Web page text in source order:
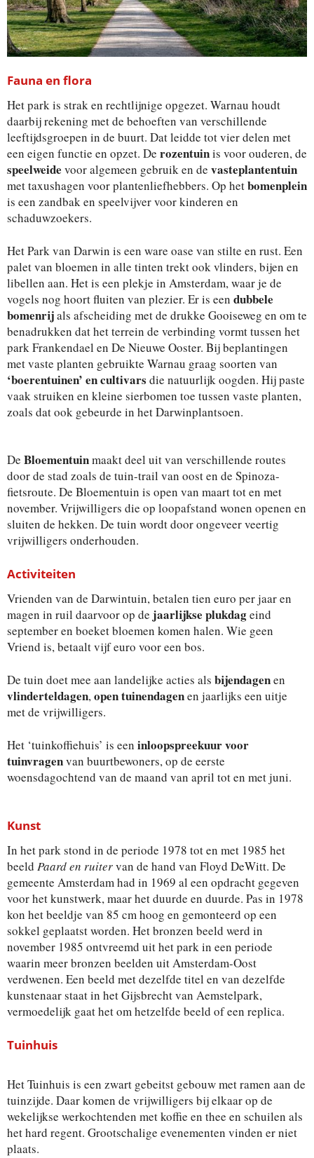
Fauna en flora
Het park is strak en rechtlijnige opgezet. Warnau houdt
daarbij rekening met de behoeften van verschillende
leeftijdsgroepen in de buurt. Dat leidde tot vier delen met
een eigen functie en opzet. De rozentuinis voor ouderen, de
speelweide voor algemeen gebruik en de vasteplantentuin
met taxushagen voor plantenliefhebbers. Op hetbomenplein
is een zandbak en speelvijver voor kinderen en
schaduwzoekers.
Het Park van Darwin is een ware oase van stilte en rust. Een
palet van bloemen in alle tinten trekt ook vlinders, bijen en
libellen aan. Het is een plekje in Amsterdam, waar je de
vogels nog hoort fluiten van plezier. Er is een dubbele
bomenrijals afscheiding met de drukke Gooiseweg en om te
benadrukken dat het terrein de verbinding vormt tussen het
park Frankendael en De Nieuwe Ooster. Bij beplantingen
met vaste planten gebruikte Warnau graag soorten van
‘boerentuinen’ en cultivars die natuurlijk oogden. Hij paste
vaak struiken en kleine sierbomen toe tussen vaste planten,
zoals dat ook gebeurde in het Darwinplantsoen.
De Bloementuinmaakt deel uit van verschillende routes
door de stad zoals de tuin-trail van oost en de Spinoza-
fietsroute. De Bloementuin is open van maart tot en met
november. Vrijwilligers die op loopafstand wonen openen en
sluiten de hekken. De tuin wordt door ongeveer veertig
vrijwilligers onderhouden.
Activiteiten
Vrienden van de Darwintuin, betalen tien euro per jaar en
magen in ruil daarvoor op de jaarlijkse plukdageind
september en boeket bloemen komen halen. Wie geen
Vriend is, betaalt vijf euro voor een bos.
De tuin doet mee aan landelijke acties als bijendagenen
vlinderteldagen,open tuinendagenen jaarlijks een uitje
met de vrijwilligers.
Het ‘tuinkoffiehuis’ is een inloopspreekuur voor
tuinvragenvan buurtbewoners, op de eerste
woensdagochtend van de maand van april tot en met juni.
Kunst
In het park stond in de periode 1978 tot en met 1985 het
beeld Paard en ruitervan de hand van Floyd DeWitt. De
gemeente Amsterdam had in 1969 al een opdracht gegeven
voor het kunstwerk, maar het duurde en duurde. Pas in 1978
kon het beeldje van 85 cm hoog en gemonteerd op een
sokkel geplaatst worden. Het bronzen beeld werd in
november 1985 ontvreemd uit het park in een periode
waarin meer bronzen beelden uit Amsterdam-Oost
verdwenen. Een beeld met dezelfde titel en van dezelfde
kunstenaar staat in het Gijsbrecht van Aemstelpark,
vermoedelijk gaat het om hetzelfde beeld of een replica.
Tuinhuis
Het Tuinhuis is een zwart gebeitst gebouw met ramen aan de
tuinzijde. Daar komen de vrijwilligers bij elkaar op de
wekelijkse werkochtenden met koffie en thee en schuilen als
het hard regent. Grootschalige evenementen vinden er niet
plaats.